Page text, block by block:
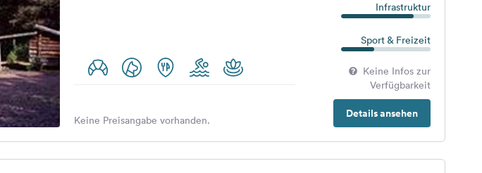
Infrastruktur
Sport & Freizeit
Keine Infos zur
Verfügbarkeit
Details ansehen
Keine Preisangabe vorhanden.